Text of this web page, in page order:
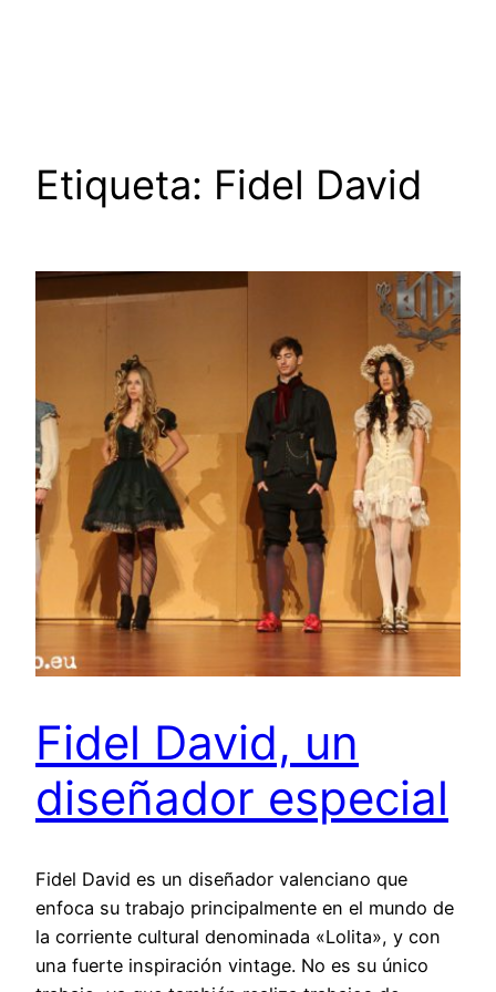
Etiqueta: Fidel David
Fidel David, un
diseñador especial
Fidel David es un diseñador valenciano que
enfoca su trabajo principalmente en el mundo de
la corriente cultural denominada «Lolita», y con
una fuerte inspiración vintage. No es su único